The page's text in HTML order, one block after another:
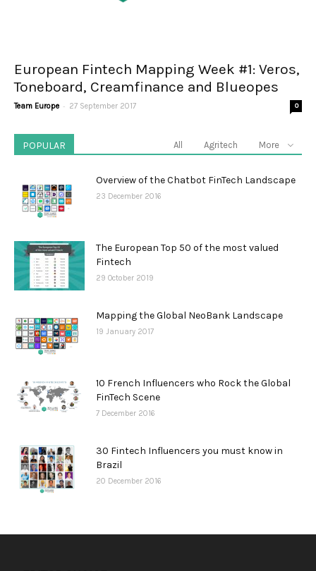
European Fintech Mapping Week #1: Veros,
Toneboard, Creamfinance and Blueopes
Team Europe - 27 September 2017 0
POPULAR All Agritech More
Overview of the Chatbot FinTech Landscape
23 December 2016
The European Top 50 of the most valued
Fintech
29 October 2019
Mapping the Global NeoBank Landscape
19 January 2017
10 French Influencers who Rock the Global
FinTech Scene
7 December 2016
30 Fintech Influencers you must know in
Brazil
20 December 2016